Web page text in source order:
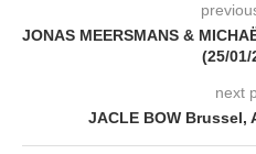
JONAS MEERSMANS &
(25/01/
next
JACLE BOW Brussel,